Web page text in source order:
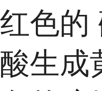
色的
生成